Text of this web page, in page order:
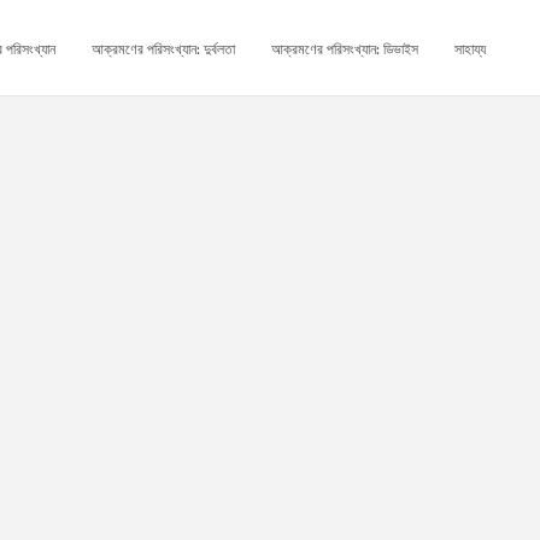
পরিসংখ্যান আক্রমণের পরিসংখ্যান: দুর্বলতা আক্রমণের পরিসংখ্যান: ডিভাইস সাহায্য